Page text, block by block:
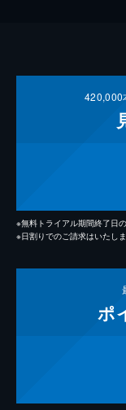
420,000
※無料トライアル期間終了日
※日割りでのご請求はいたしま
ポ